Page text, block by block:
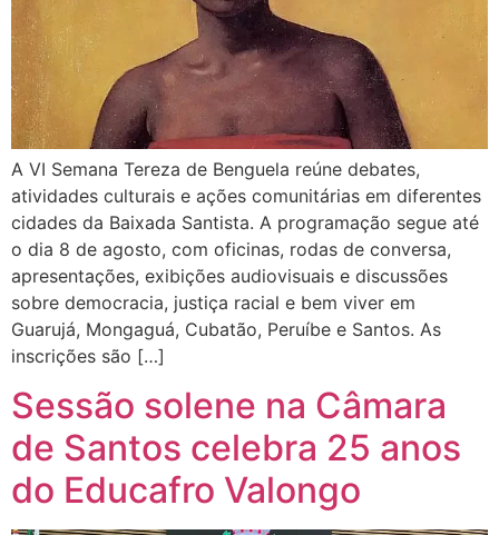
A VI Semana Tereza de Benguela reúne debates,
atividades culturais e ações comunitárias em diferentes
cidades da Baixada Santista. A programação segue até
o dia 8 de agosto, com oficinas, rodas de conversa,
apresentações, exibições audiovisuais e discussões
sobre democracia, justiça racial e bem viver em
Guarujá, Mongaguá, Cubatão, Peruíbe e Santos. As
inscrições são […]
Sessão solene na Câmara
de Santos celebra 25 anos
do Educafro Valongo